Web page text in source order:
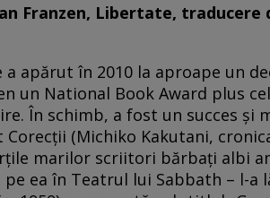
Franzen, Libertate,
apărut în 2010 la aproape un
un National Book Award plus
În schimb, a fost un succes şi
Corecţii (Michiko Kakutani,
marilor scriitori bărbaţi albi
ea în Teatrul lui Sabbath – l-a